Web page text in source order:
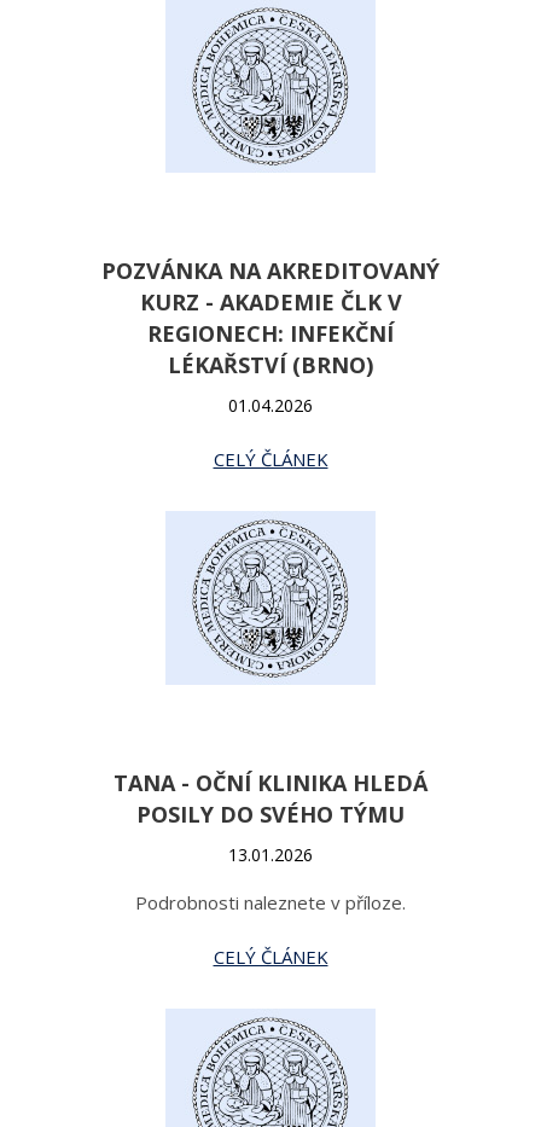
POZVÁNKA NA AKREDITOVANÝ
KURZ - AKADEMIE ČLK V
REGIONECH: INFEKČNÍ
LÉKAŘSTVÍ (BRNO)
01.04.2026
CELÝ ČLÁNEK
TANA - OČNÍ KLINIKA HLEDÁ
POSILY DO SVÉHO TÝMU
13.01.2026
Podrobnosti naleznete v příloze.
CELÝ ČLÁNEK